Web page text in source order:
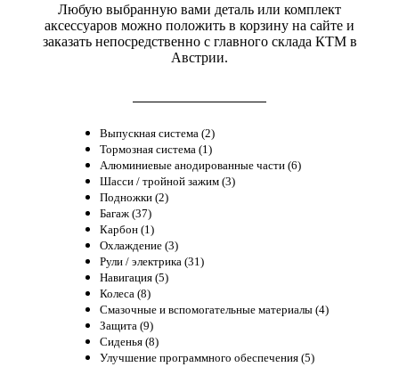
Любую выбранную вами деталь или комплект
аксессуаров можно положить в корзину на сайте и
заказать непосредственно с главного склада КТМ в
Австрии.
Выпускная система (2)
Тормозная система (1)
Алюминиевые анодированные части (6)
Шасси / тройной зажим (3)
Подножки (2)
Багаж (37)
Карбон (1)
Охлаждение (3)
Рули / электрика (31)
Навигация (5)
Колеса (8)
Смазочные и вспомогательные материалы (4)
Защита (9)
Сиденья (8)
Улучшение программного обеспечения (5)